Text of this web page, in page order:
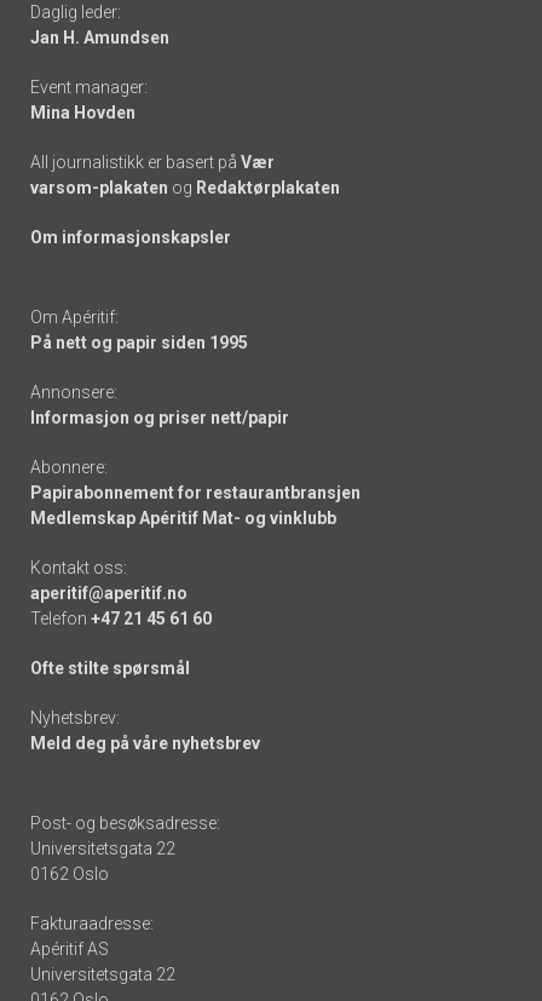
links
Daglig leder:
Jan H. Amundsen
Event manager:
Mina Hovden
All journalistikk er basert på Vær
varsom-plakaten og Redaktørplakaten
Om informasjonskapsler
Om Apéritif:
På nett og papir siden 1995
Annonsere:
Informasjon og priser nett/papir
Abonnere:
Papirabonnement for restaurantbransjen
Medlemskap Apéritif Mat- og vinklubb
Kontakt oss:
aperitif@aperitif.no
Telefon +47 21 45 61 60
Ofte stilte spørsmål
Nyhetsbrev:
Meld deg på våre nyhetsbrev
Post- og besøksadresse:
Universitetsgata 22
0162 Oslo
Fakturaadresse:
Apéritif AS
Universitetsgata 22